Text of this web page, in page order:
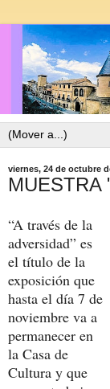
viernes, 24 de octubre
MUESTRA
“A través de la
adversidad” es
el título de la
exposición que
hasta el día 7 de
noviembre va a
permanecer en
la Casa de
Cultura y que